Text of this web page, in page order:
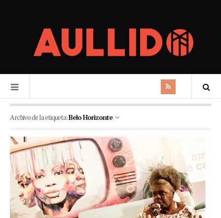
Archivo de la etiqueta:Belo Horizonte